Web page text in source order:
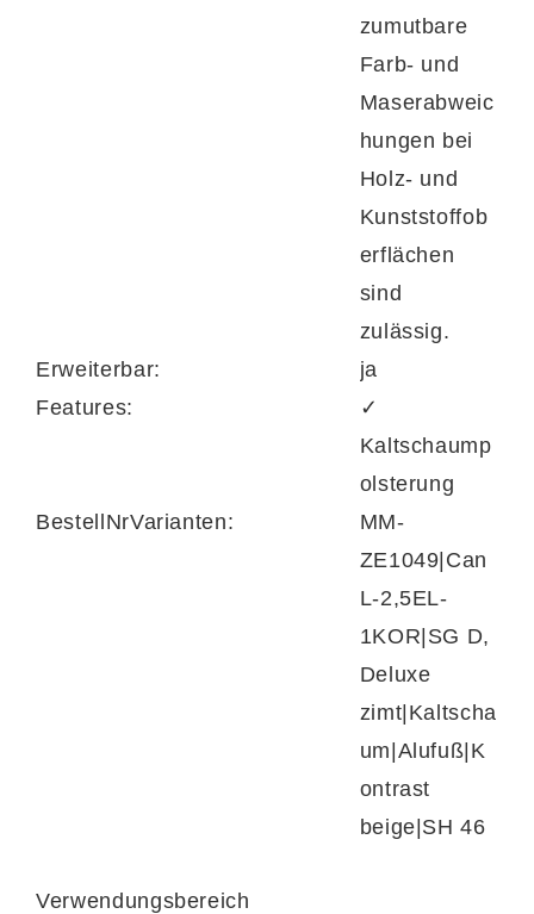
zumutbare
Farb- und
Maserabweic
hungen bei
Holz- und
Kunststoffob
erflächen
sind
zulässig.
Erweiterbar:
ja
Features:
✓
Kaltschaump
olsterung
BestellNrVarianten:
MM-
ZE1049|Can
L-2,5EL-
1KOR|SG D,
Deluxe
zimt|Kaltscha
um|Alufuß|K
ontrast
beige|SH 46
Verwendungsbereich